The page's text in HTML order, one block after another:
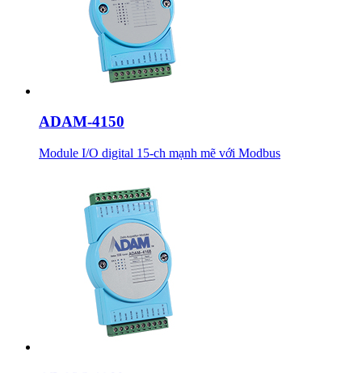
ADAM-4150
Module I/O digital 15-ch mạnh mẽ với Modbus